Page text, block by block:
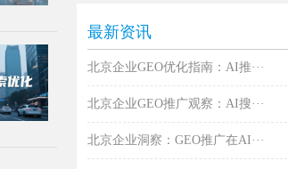
最新资讯
北京企业GEO优化指南：AI推···
北京企业GEO推广观察：AI搜···
北京企业洞察：GEO推广在AI···